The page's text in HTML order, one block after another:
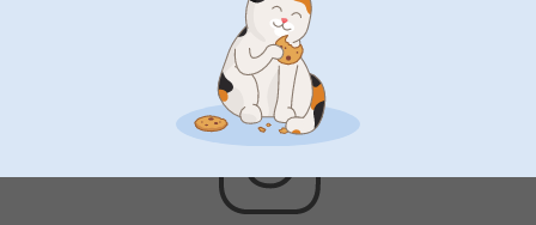
Bonusta kaikista tilauksista